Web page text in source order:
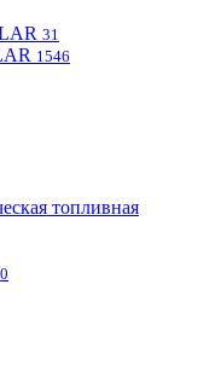
31
1546
топливная